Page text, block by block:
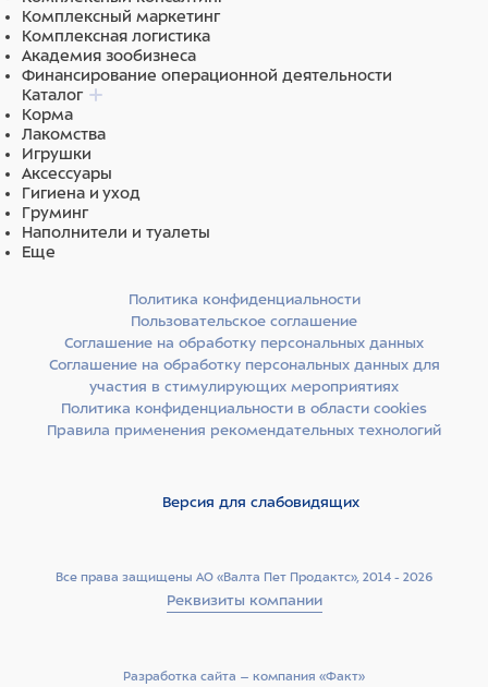
Комплексный маркетинг
Комплексная логистика
Академия зообизнеса
Финансирование операционной деятельности
Каталог
Корма
Лакомства
Игрушки
Аксессуары
Гигиена и уход
Груминг
Наполнители и туалеты
Еще
Все права защищены АО «Валта Пет Продактс», 2014 - 2026
Реквизиты компании
Политика конфиденциальности
Пользовательское соглашение
Соглашение на обработку персональных данных
Соглашение на обработку персональных данных для
участия в стимулирующих мероприятиях
Политика конфиденциальности в области cookies
Правила применения рекомендательных технологий
Версия для слабовидящих
Разработка сайта –­ компания «Факт»